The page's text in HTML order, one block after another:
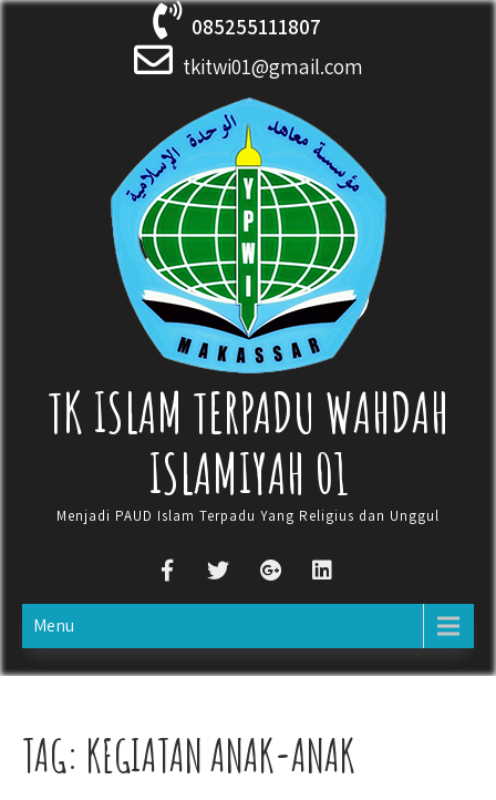
Skip
085255111807
tkitwi01@gmail.com
TK ISLAM TERPADU WAHDAH
ISLAMIYAH 01
Menjadi PAUD Islam Terpadu Yang Religius dan Unggul
Menu
TAG: KEGIATAN ANAK-ANAK